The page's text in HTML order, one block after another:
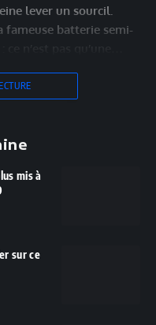
lever un sourcil.
fameuse batterie semi-
mis à
sur ce